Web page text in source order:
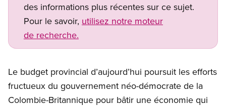
des informations plus récentes sur ce sujet.
Pour le savoir, utilisez notre moteur
de recherche.
Le budget provincial d’aujourd’hui poursuit les efforts
fructueux du gouvernement néo-démocrate de la
Colombie-Britannique pour bâtir une économie qui